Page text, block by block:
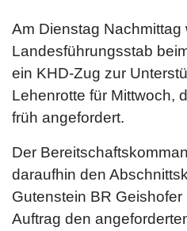
Am Dienstag Nachmittag
Landesführungsstab
ein KHD-Zug zur
Lehenrotte für Mittwoch,
früh angefordert.
Der
daraufhin den
Gutenstein BR
Auftrag den